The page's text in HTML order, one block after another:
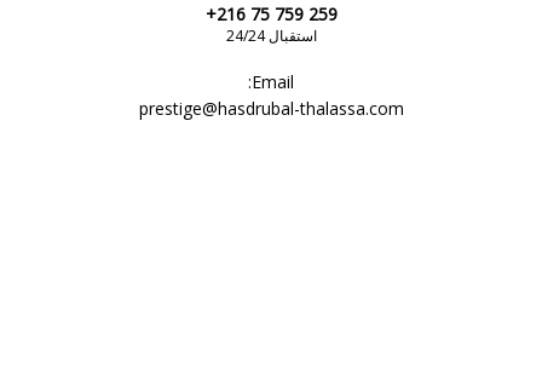
+216 75 759 259
استقبال 24/24
Email:
prestige@hasdrubal-thalassa.com